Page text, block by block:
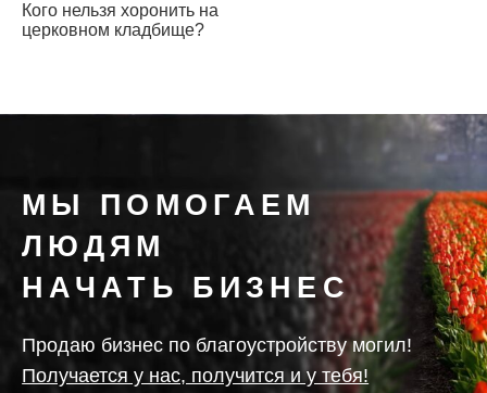
Кого нельзя хоронить на
церковном кладбище?
МЫ ПОМОГАЕМ
ЛЮДЯМ
НАЧАТЬ БИЗНЕС
Продаю бизнес по благоустройству могил!
Получается у нас, получится и у тебя!